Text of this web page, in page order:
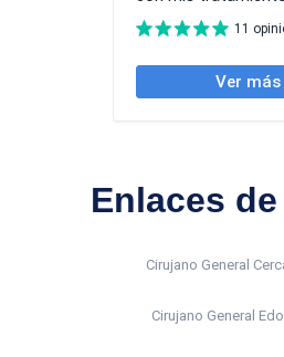
Enlaces
Cirujano General
Cirujano General